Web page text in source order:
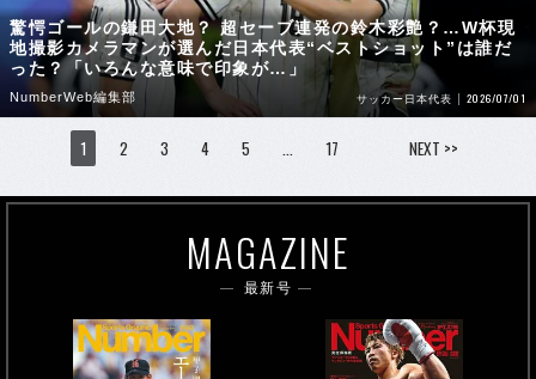
驚愕ゴールの鎌田大地？ 超セーブ連発の鈴木彩艶？…W杯現
地撮影カメラマンが選んだ日本代表“ベストショット”は誰だ
った？「いろんな意味で印象が…」
NumberWeb編集部 サッカー日本代表 2026/07/01
1 2 3 4 5 17 NEXT >>
MAGAZINE
最新号